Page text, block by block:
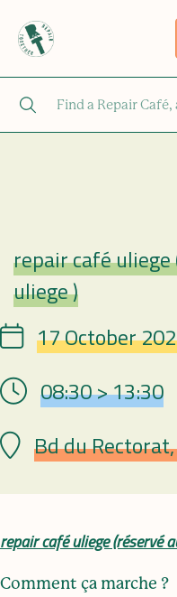
Repair Café
repair café
uliege )
Date 17 October
Hour 08:30 > 13:30
Lieu Bd du
repair café uliege (réservé
Comment ça marche ?